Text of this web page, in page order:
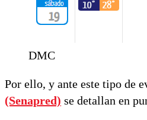
DMC
Por ello, y ante este tipo de
(Senapred) se detallan en